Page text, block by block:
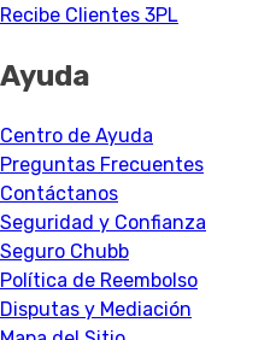
Recibe Clientes 3PL
Ayuda
Centro de Ayuda
Preguntas Frecuentes
Contáctanos
Seguridad y Confianza
Seguro Chubb
Política de Reembolso
Disputas y Mediación